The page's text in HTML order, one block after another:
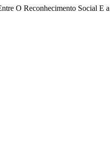
O Reconhecimento Social E